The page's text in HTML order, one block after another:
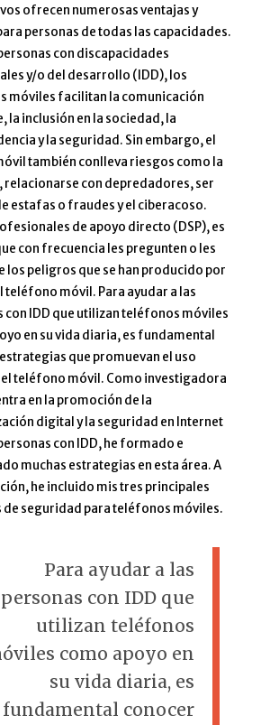
ofrecen numerosas ventajas y
personas de todas las capacidades.
con discapacidades
y/o del desarrollo (IDD), los
móviles facilitan la comunicación
la inclusión en la sociedad, la
y la seguridad. Sin embargo, el
también conlleva riesgos como la
relacionarse con depredadores, ser
estafas o fraudes y el ciberacoso.
de apoyo directo (DSP), es
con frecuencia les pregunten o les
los peligros que se han producido por
teléfono móvil. Para ayudar a las
con IDD que utilizan teléfonos móviles
en su vida diaria, es fundamental
que promuevan el uso
teléfono móvil. Como investigadora
en la promoción de la
digital y la seguridad en Internet
con IDD, he formado e
muchas estrategias en esta área. A
he incluido mis tres principales
de seguridad para teléfonos móviles.
Para ayudar a las
personas con IDD que
utilizan teléfonos
como apoyo en
su vida diaria, es
fundamental conocer